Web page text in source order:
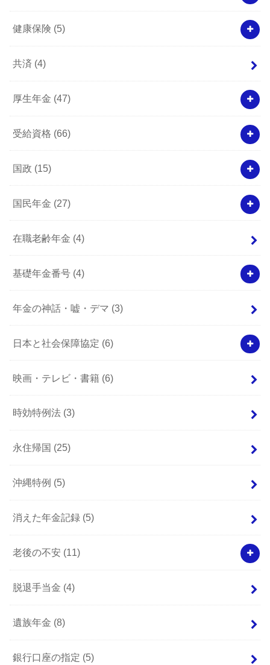
健康保険 (5)
共済 (4)
厚生年金 (47)
受給資格 (66)
国政 (15)
国民年金 (27)
在職老齢年金 (4)
基礎年金番号 (4)
年金の神話・嘘・デマ (3)
日本と社会保障協定 (6)
映画・テレビ・書籍 (6)
時効特例法 (3)
永住帰国 (25)
沖縄特例 (5)
消えた年金記録 (5)
老後の不安 (11)
脱退手当金 (4)
遺族年金 (8)
銀行口座の指定 (5)